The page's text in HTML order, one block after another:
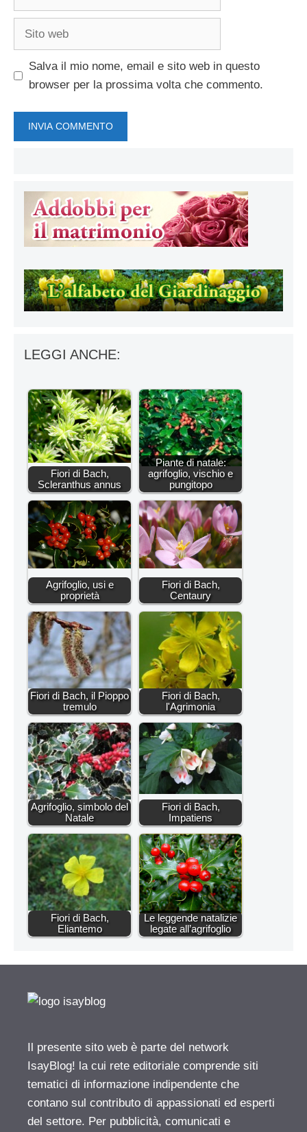
Sito
Salva il mio nome, email e sito web in questo
browser per la prossima volta che commento.
LEGGI ANCHE:
Fiori di Bach,
Scleranthus annus
Piante di natale:
agrifoglio, vischio e
pungitopo
Agrifoglio, usi e
proprietà
Fiori di Bach,
Centaury
Fiori di Bach, il Pioppo
tremulo
Fiori di Bach,
l'Agrimonia
Agrifoglio, simbolo del
Natale
Fiori di Bach,
Impatiens
Fiori di Bach,
Eliantemo
Le leggende natalizie
legate all’agrifoglio
Il presente sito web è parte del network
IsayBlog! la cui rete editoriale comprende siti
tematici di informazione indipendente che
contano sul contributo di appassionati ed esperti
del settore. Per pubblicità, comunicati e